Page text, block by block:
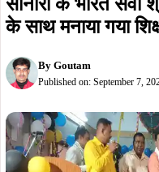
Summarize : With
जनसंवाद, जमशेदपुर:पश्चिम
श्रम संघ सभागार में बड़े ही
गया। जिसमें मुख्य अतिथि